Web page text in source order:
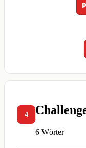
P
4
6 Wörter